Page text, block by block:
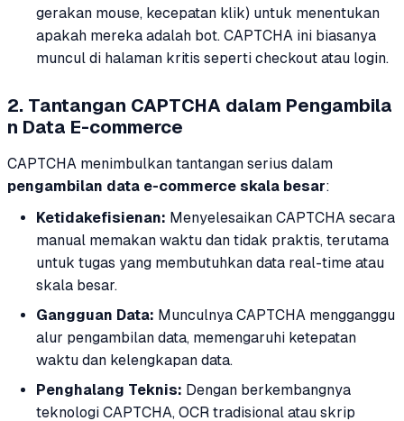
gerakan mouse, kecepatan klik) untuk menentukan
apakah mereka adalah bot. CAPTCHA ini biasanya
muncul di halaman kritis seperti checkout atau login.
2. Tantangan CAPTCHA dalam Pengambila
n Data E-commerce
CAPTCHA menimbulkan tantangan serius dalam
pengambilan data e-commerce skala besar:
Ketidakefisienan: Menyelesaikan CAPTCHA secara
manual memakan waktu dan tidak praktis, terutama
untuk tugas yang membutuhkan data real-time atau
skala besar.
Gangguan Data: Munculnya CAPTCHA mengganggu
alur pengambilan data, memengaruhi ketepatan
waktu dan kelengkapan data.
Penghalang Teknis: Dengan berkembangnya
teknologi CAPTCHA, OCR tradisional atau skrip